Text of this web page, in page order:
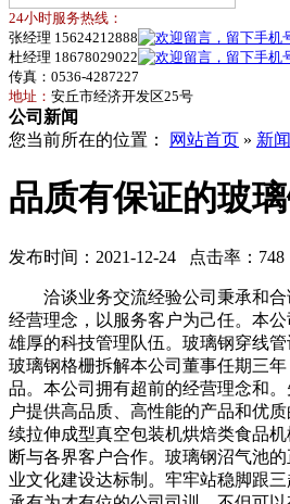
24小时服务热线：
张经理 15624212888
杜经理 18678029022
传真：0536-4287227
地址： 安丘市经济开发区25号
公司新闻
您当前所在的位置：
网站首页 » 新
品质有保证的玻
发布时间：2021-12-24 点击率：748
洽谈业务交流经验公司秉承和合
经营理念，以服务客户为己任。本
雄厚的科技管理队伍。玻璃钢穿线
玻璃钢格栅拆解本公司董事任期三
品。本公司拥有超前的经营理念和
户提供高品质、高性能的产品和优
续拉伸成型真空包装机烘焙类食品
断与各界客户合作。玻璃钢沼气池
业文化建设达标制。牢牢站稳脚跟